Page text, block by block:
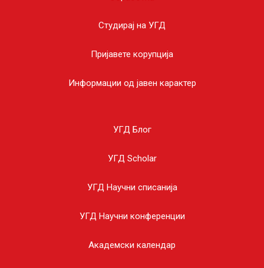
Студирај на УГД
Пријавете корупција
Информации од јавен карактер
УГД Блог
УГД Scholar
УГД Научни списанија
УГД Научни конференции
Академски календар